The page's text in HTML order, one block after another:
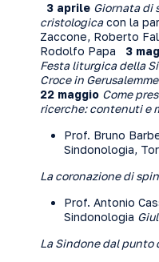
3 aprile Giornata di
cristologicacon la
Zaccone, Roberto
Rodolfo Papa 3
Festa liturgica della
Croce in Gerusalemme
22 maggio Come
ricerche: contenuti e
Prof. Bruno
Sindonologia,
La coronazione di
Prof. Antonio
Sindonologia
La Sindone dal punto